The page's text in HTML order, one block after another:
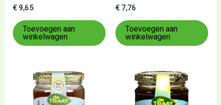
Gewaardeerd
uit
5
€ 9,65
Toevoegen aan
winkelwagen
Gewaardeerd
uit
5
€ 7,76
Toevoegen aan
winkelwagen